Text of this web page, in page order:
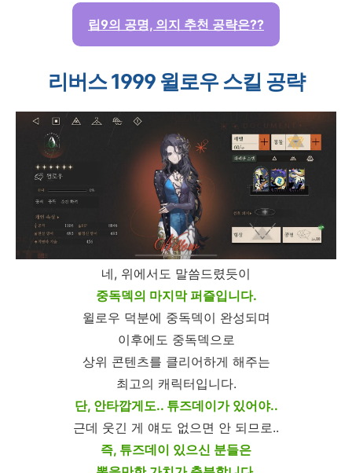
립9의 공명, 의지 추천 공략은??
리버스 1999 윌로우 스킬 공략
네, 위에서도 말씀드렸듯이
중독덱의 마지막 퍼즐입니다.
윌로우 덕분에 중독덱이 완성되며
이후에도 중독덱으로
상위 콘텐츠를 클리어하게 해주는
최고의 캐릭터입니다.
단, 안타깝게도.. 튜즈데이가 있어야..
근데 웃긴 게 얘도 없으면 안 되므로..
즉, 튜즈데이 있으신 분들은